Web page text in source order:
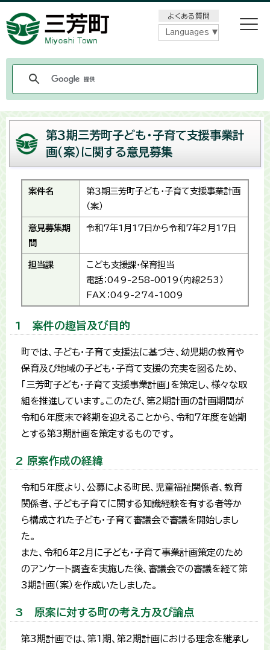
よくある質問
Languages
第３期三芳町子ども・子育て支援事業計
画（案）に関する意見募集
案件名
第３期三芳町子ども・子育て支援事業計画
（案）
意見募集期
間
令和7年1月17日から令和7年2月17日
担当課
こども支援課・保育担当
電話：049-258-0019（内線253）
FAX：049-274-1009
1 案件の趣旨及び目的
町では、子ども・子育て支援法に基づき、幼児期の教育や
保育及び地域の子ども・子育て支援の充実を図るため、
「三芳町子ども・子育て支援事業計画」を策定し、様々な取
組を推進しています。このたび、第2期計画の計画期間が
令和6年度末で終期を迎えることから、令和7年度を始期
とする第3期計画を策定するものです。
2 原案作成の経緯
令和5年度より、公募による町民、児童福祉関係者、教育
関係者、子ども子育てに関する知識経験を有する者等か
ら構成された子ども・子育て審議会で審議を開始しまし
た。
また、令和6年2月に子ども・子育て事業計画策定のため
のアンケート調査を実施した後、審議会での審議を経て第
3期計画（案）を作成いたしました。
3 原案に対する町の考え方及び論点
第3期計画では、第1期、第2期計画における理念を継承し